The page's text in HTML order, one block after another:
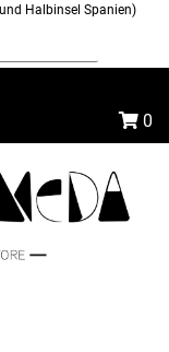
Halbinsel Spanien)
0